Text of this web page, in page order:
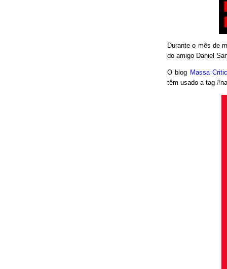
Durante o mês de
do amigo Daniel
O blog Massa
têm usado a tag